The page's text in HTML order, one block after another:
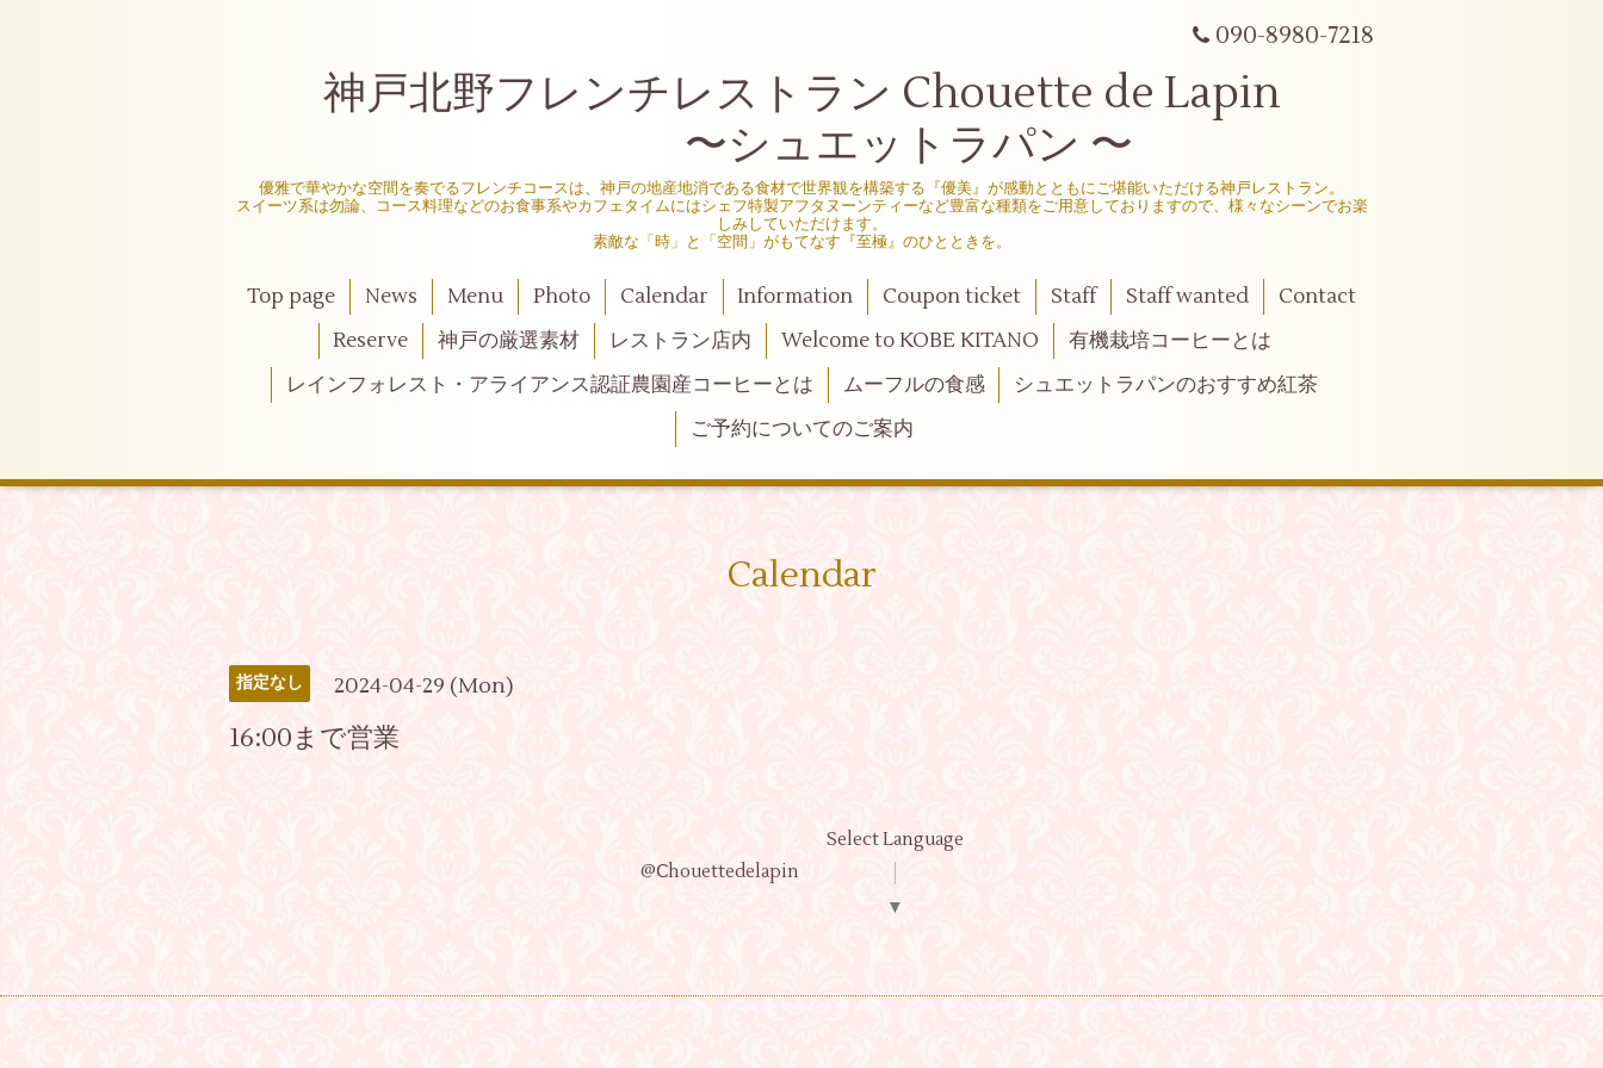
090-8980-7218
神戸北野フレンチレストラン Chouette de Lapin
〜シュエットラパン 〜
優雅で華やかな空間を奏でるフレンチコースは、神戸の地産地消である食材で世界観を構築する『優美』が感動とともにご堪能いただける神戸レストラン。
スイーツ系は勿論、コース料理などのお食事系やカフェタイムにはシェフ特製アフタヌーンティーなど豊富な種類をご用意しておりますので、様々なシーンでお楽
しみしていただけます。
素敵な「時」と「空間」がもてなす『至極』のひとときを。
Top page News Menu Photo Calendar Information Coupon ticket Staff Staff wanted
Contact
Reserve
神戸の厳選素材 レストラン店内 Welcome to KOBE KITANO
有機栽培コーヒーとは
レインフォレスト・アライアンス認証農園産コーヒーとは
ムーフルの食感
シュエットラパンのおすすめ紅茶
ご予約についてのご案内
Calendar
指定なし 2024-04-29 (Mon)
16:00まで営業
@Ⅽhouettedelapin
Select Language
▼